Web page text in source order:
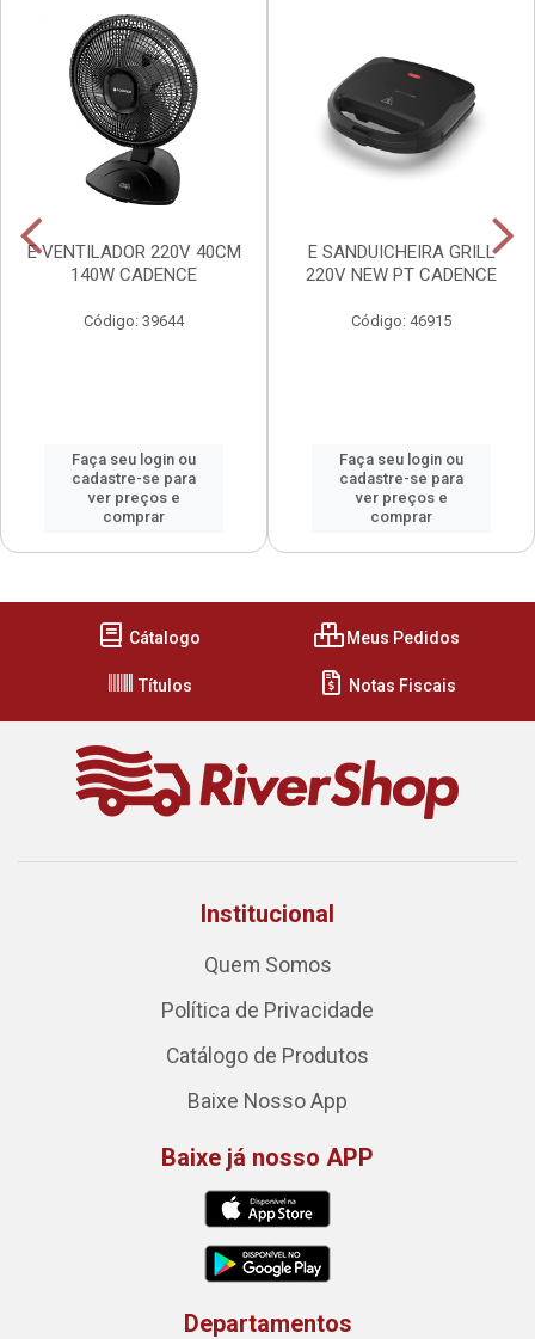
E VENTILADOR 220V 40CM
140W CADENCE
Código: 39644
Faça seu login ou
cadastre-se para
ver preços e
comprar
E SANDUICHEIRA GRILL
220V NEW PT CADENCE
Código: 46915
Faça seu login ou
cadastre-se para
ver preços e
comprar
Cátalogo Meus Pedidos
Títulos Notas Fiscais
Institucional
Quem Somos
Política de Privacidade
Catálogo de Produtos
Baixe Nosso App
Baixe já nosso APP
Departamentos